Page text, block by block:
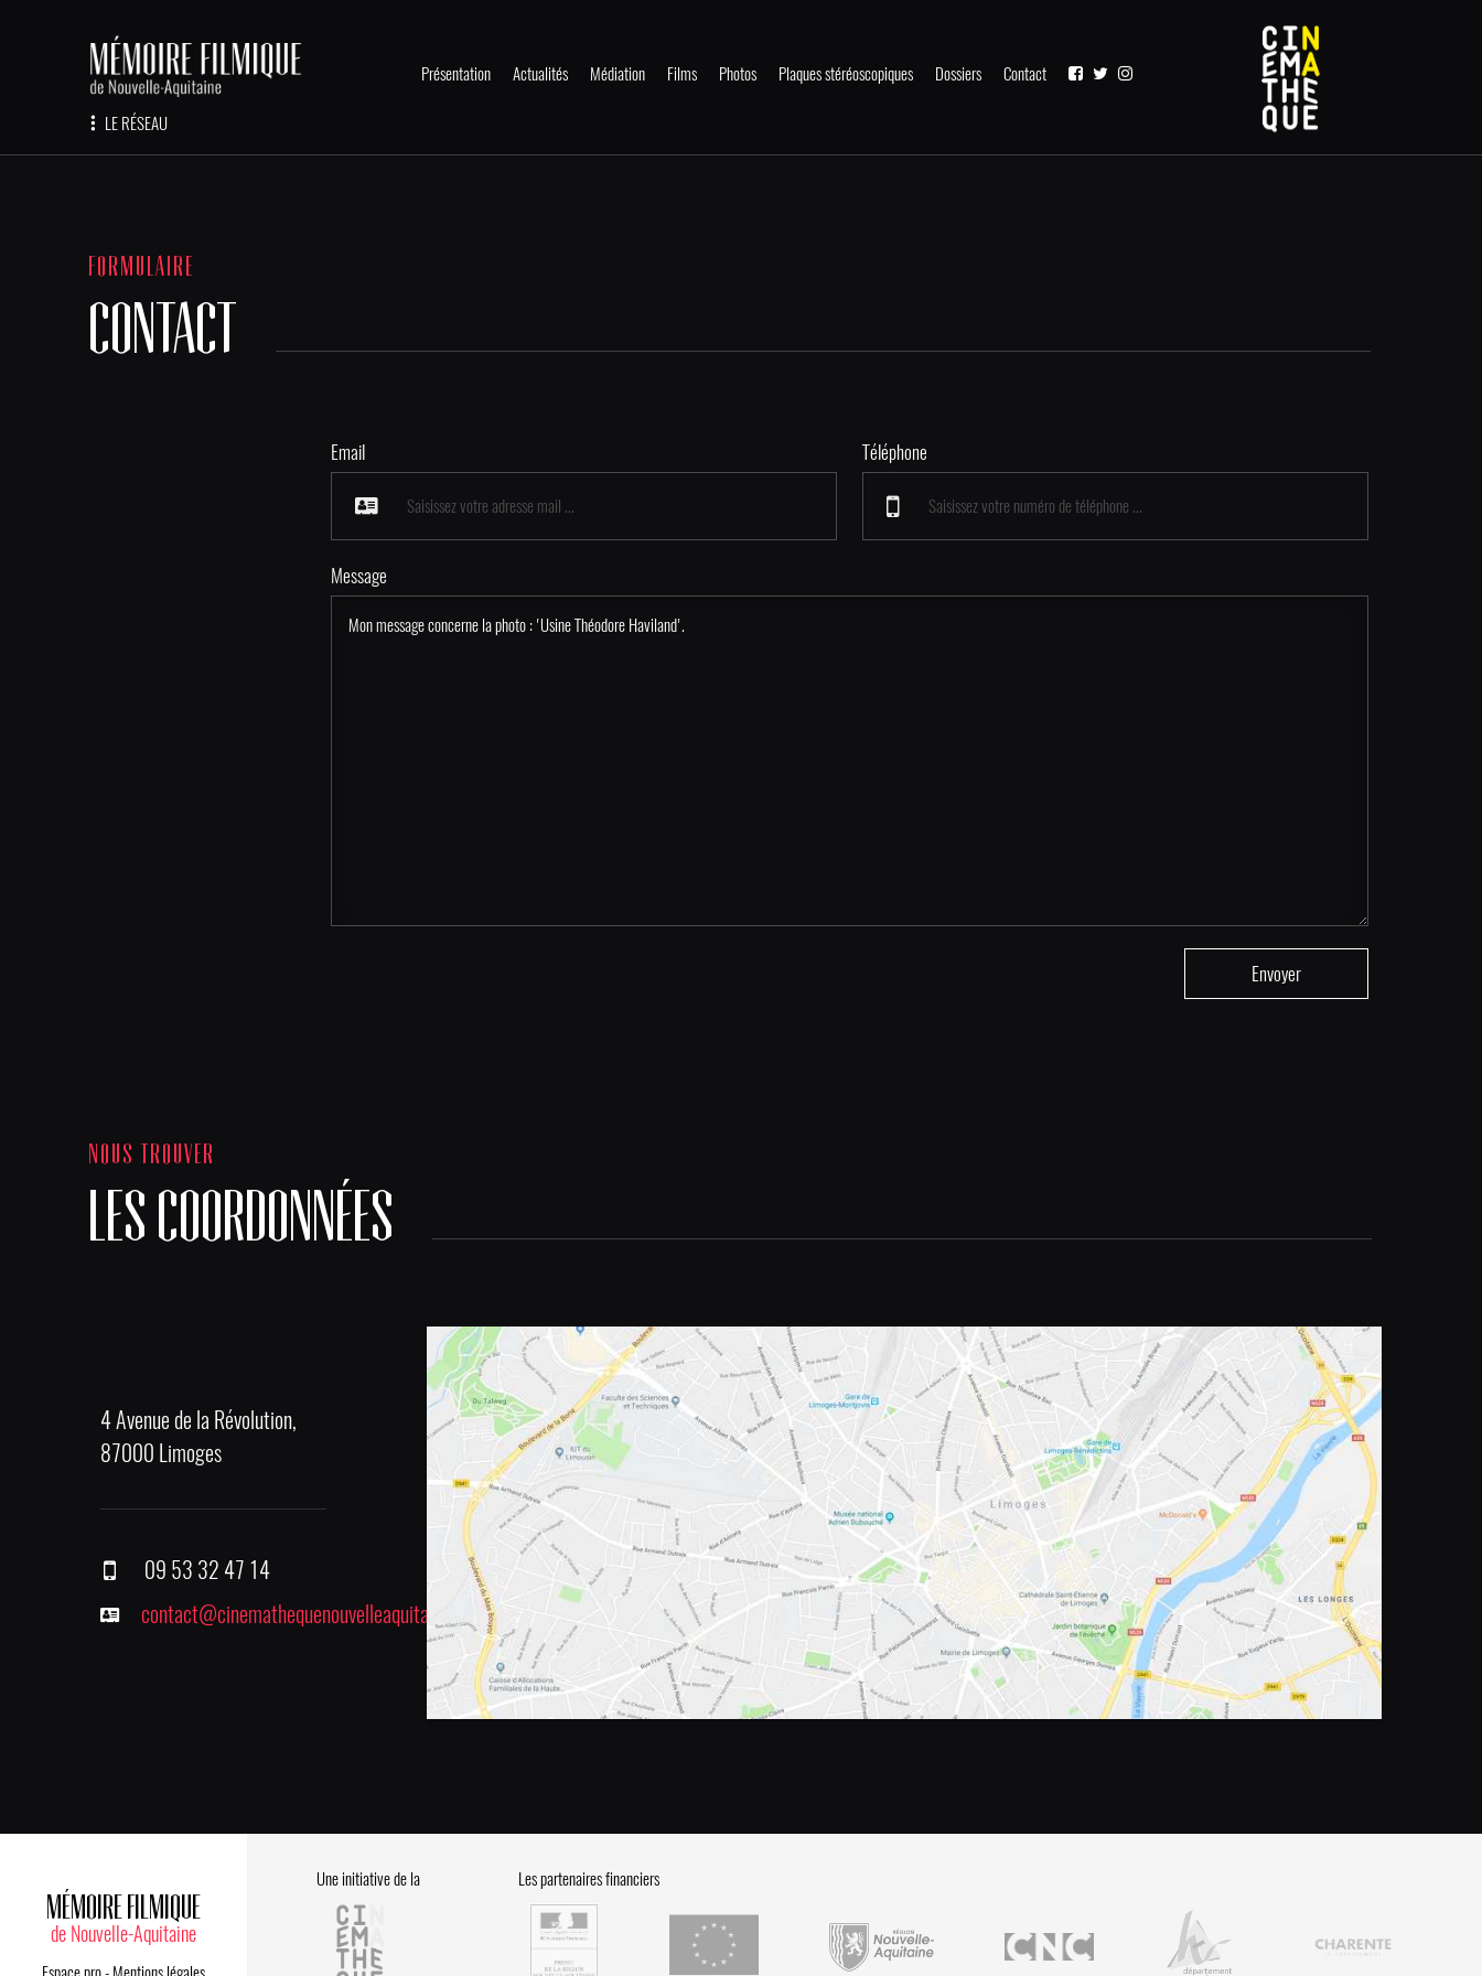
LE RÉSEAU
Présentation Actualités Médiation Films Photos Plaques stéréoscopiques Dossiers Contact
FORMULAIRE
CONTACT
Email Téléphone
Message
NOUS TROUVER
LES COORDONNÉES
4 Avenue de la Révolution,
87000 Limoges
09 53 32 47 14
contact@cinemathequenouvelleaquitaine.fr
MÉMOIRE FILMIQUE
de Nouvelle-Aquitaine
Une initiative de la Les partenaires financiers